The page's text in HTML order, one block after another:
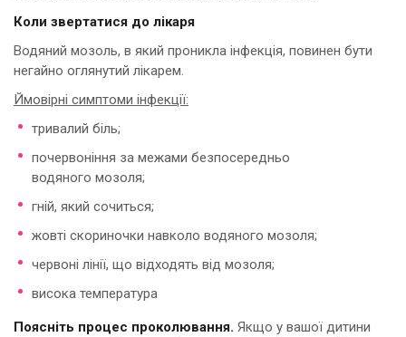
Коли звертатися до лікаря
Водяний мозоль, в який проникла інфекція, повинен бути
негайно оглянутий лікарем.
Ймовірні симптоми інфекції:
тривалий біль;
почервоніння за межами безпосередньо
водяного мозоля;
гній, який сочиться;
жовті скориночки навколо водяного мозоля;
червоні лінії, що відходять від мозоля;
висока температура
Поясніть процес проколювання. Якщо у вашої дитини